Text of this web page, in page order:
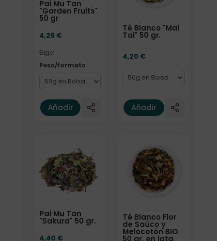
Pai Mu Tan
"Garden Fruits"
50 gr
4,25 €
Elige:
Peso/formato
Añadir
Té Blanco "Mai
Tai" 50 gr.
4,20 €
Añadir
Pai Mu Tan
"Sakura" 50 gr.
4,40 €
Té Blanco Flor
de Saúco y
Melocotón BIO
50 gr. en lata